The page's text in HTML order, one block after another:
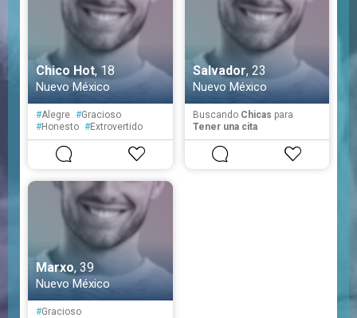
Chico Hot, 18
Nuevo México
#Alegre #Gracioso
#Honesto #Extrovertido
#Fiel
Salvador, 23
Nuevo México
Buscando Chicas para
Tener una cita
Marxo, 39
Nuevo México
#Gracioso